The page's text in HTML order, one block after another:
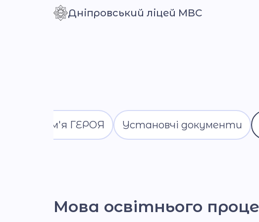
Контраст
Дніпровський ліцей МВС
Ім'я ГЕРОЯ Установчі документи
Мова освітнього